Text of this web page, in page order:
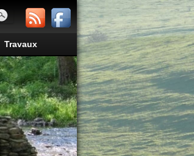
Travaux